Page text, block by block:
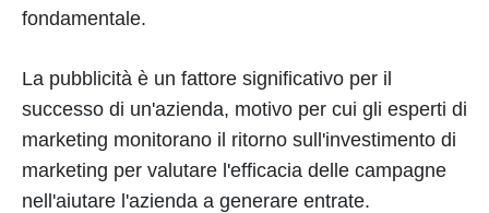
fondamentale.
La pubblicità è un fattore significativo per il
successo di un'azienda, motivo per cui gli esperti di
marketing monitorano il ritorno sull'investimento di
marketing per valutare l'efficacia delle campagne
nell'aiutare l'azienda a generare entrate.